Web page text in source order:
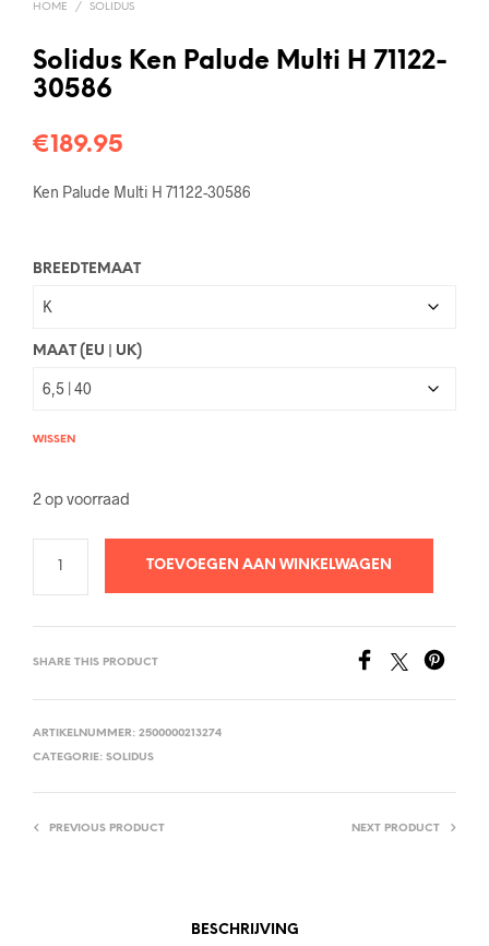
HOME / SOLIDUS
Solidus Ken Palude Multi H 71122-
30586
€189.95
Ken Palude Multi H 71122-30586
BREEDTEMAAT
MAAT (EU | UK)
WISSEN
2 op voorraad
TOEVOEGEN AAN WINKELWAGEN
SHARE THIS PRODUCT
ARTIKELNUMMER: 2500000213274
CATEGORIE: SOLIDUS
PREVIOUS PRODUCT NEXT PRODUCT
BESCHRIJVING